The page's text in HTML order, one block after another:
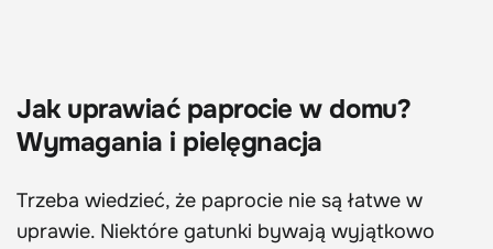
Jak uprawiać paprocie w domu?
Wymagania i pielęgnacja
Trzeba wiedzieć, że paprocie nie są łatwe w
uprawie. Niektóre gatunki bywają wyjątkowo